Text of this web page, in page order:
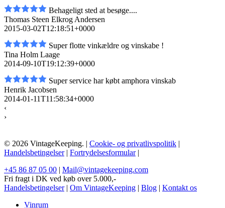
Behageligt sted at besøge....
Thomas Steen Elkrog Andersen
2015-03-02T12:18:51+0000
Super flotte vinkældre og vinskabe !
Tina Holm Laage
2014-09-10T19:12:39+0000
Super service har købt amphora vinskab
Henrik Jacobsen
2014-01-11T11:58:34+0000
‹
›
© 2026 VintageKeeping. | Cookie- og privatlivspolitik |
Handelsbetingelser| Fortrydelsesformular|
+45 86 87 05 00 | Mail@vintagekeeping.com
Fri fragt i DK ved køb over 5.000,-
Handelsbetingelser| Om VintageKeeping | Blog | Kontakt os
Vinrum